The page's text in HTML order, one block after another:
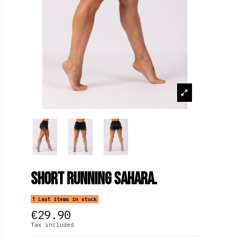
Short Running Sahara.
Last items in stock
€29.90
Tax included